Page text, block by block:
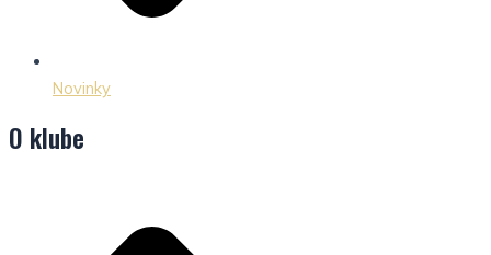
Novinky
O klube